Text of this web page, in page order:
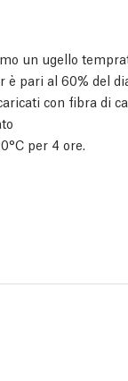
un ugello
è pari al 60% del
con fibra di
per 4 ore.